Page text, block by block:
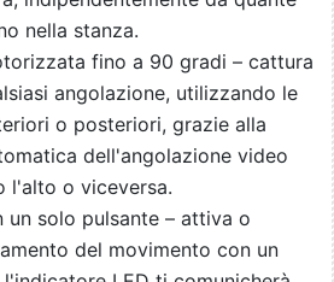
nella stanza.
fino a 90 gradi – cattura
angolazione, utilizzando le
o posteriori, grazie alla
dell'angolazione video
l'alto o viceversa.
un solo pulsante – attiva o
del movimento con un